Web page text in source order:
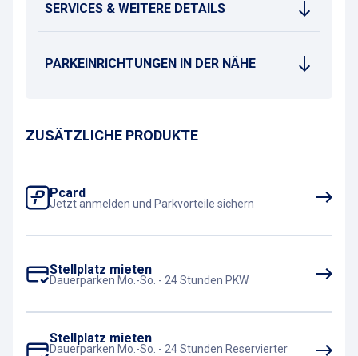
SERVICES & WEITERE DETAILS
PARKEINRICHTUNGEN IN DER NÄHE
ZUSÄTZLICHE PRODUKTE
Pcard
Jetzt anmelden und Parkvorteile sichern
Stellplatz mieten
Dauerparken Mo.-So. - 24 Stunden PKW
Stellplatz mieten
Dauerparken Mo.-So. - 24 Stunden Reservierter